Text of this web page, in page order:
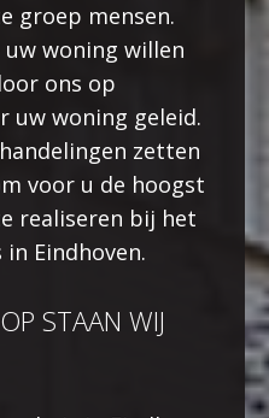
groep mensen.
woning willen
ons op
uw woning geleid.
zetten
voor u de hoogst
realiseren bij het
Eindhoven.
STAAN WIJ